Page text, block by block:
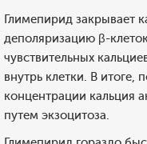
Глимепирид закрывает
деполяризацию β-
чувствительных
внутрь клетки. В итоге,
концентрации кальция
путем экзоцитоза.